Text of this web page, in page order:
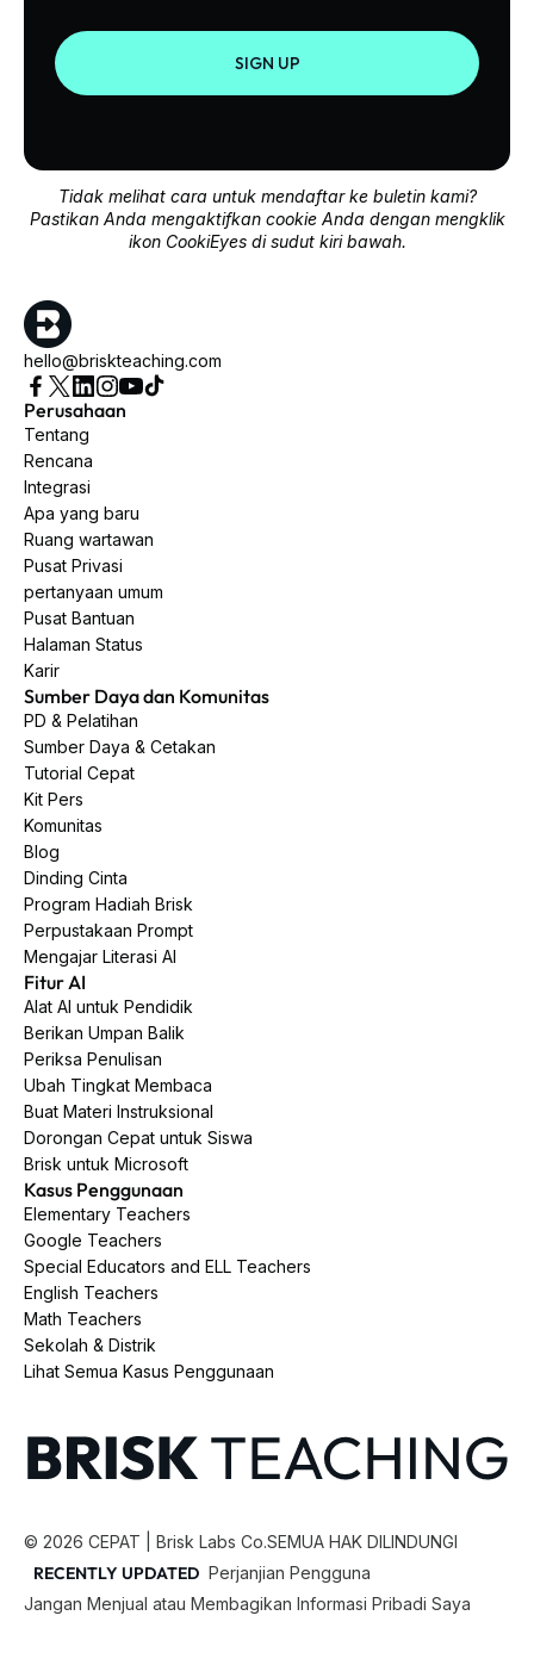
SIGN UP
Tidak melihat cara untuk mendaftar ke buletin kami?
Pastikan Anda mengaktifkan cookie Anda dengan mengklik
ikon CookiEyes di sudut kiri bawah.
hello@briskteaching.com
Perusahaan
Tentang
Rencana
Integrasi
Apa yang baru
Ruang wartawan
Pusat Privasi
pertanyaan umum
Pusat Bantuan
Halaman Status
Karir
Sumber Daya dan Komunitas
PD & Pelatihan
Sumber Daya & Cetakan
Tutorial Cepat
Kit Pers
Komunitas
Blog
Dinding Cinta
Program Hadiah Brisk
Perpustakaan Prompt
Mengajar Literasi AI
Fitur AI
Alat AI untuk Pendidik
Berikan Umpan Balik
Periksa Penulisan
Ubah Tingkat Membaca
Buat Materi Instruksional
Dorongan Cepat untuk Siswa
Brisk untuk Microsoft
Kasus Penggunaan
Elementary Teachers
Google Teachers
Special Educators and ELL Teachers
English Teachers
Math Teachers
Sekolah & Distrik
Lihat Semua Kasus Penggunaan
© 2026 CEPAT | Brisk Labs Co.SEMUA HAK DILINDUNGI
RECENTLY UPDATED Perjanjian Pengguna
Jangan Menjual atau Membagikan Informasi Pribadi Saya